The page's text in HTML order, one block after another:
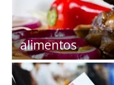
alimentos